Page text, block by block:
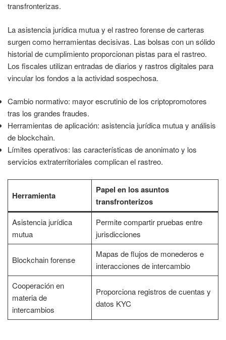
transfronterizas.
La asistencia jurídica mutua y el rastreo forense de carteras
surgen como herramientas decisivas. Las bolsas con un sólido
historial de cumplimiento proporcionan pistas para el rastreo.
Los fiscales utilizan entradas de diarios y rastros digitales para
vincular los fondos a la actividad sospechosa.
Cambio normativo: mayor escrutinio de los criptopromotores
tras los grandes fraudes.
Herramientas de aplicación: asistencia jurídica mutua y análisis
de blockchain.
Límites operativos: las características de anonimato y los
servicios extraterritoriales complican el rastreo.
Herramienta
Papel en los asuntos
transfronterizos
Asistencia jurídica
mutua
Permite compartir pruebas entre
jurisdicciones
Blockchain forense
Mapas de flujos de monederos e
interacciones de intercambio
Cooperación en
materia de
intercambios
Proporciona registros de cuentas y
datos KYC